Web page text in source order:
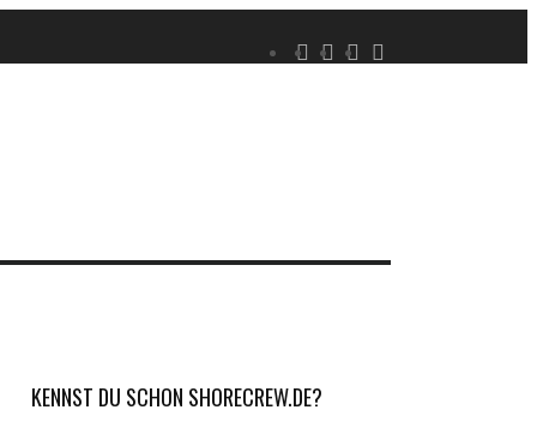
KENNST DU SCHON SHORECREW.DE?